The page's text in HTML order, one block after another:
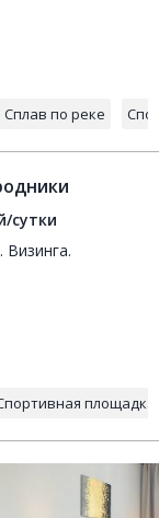
Сплав по реке
сутки
Визинга.
площадка